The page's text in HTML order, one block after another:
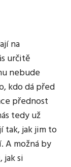
na
určitě
nebude
kdo dá před
přednost
tedy už
tak, jak jim to
možná by
si